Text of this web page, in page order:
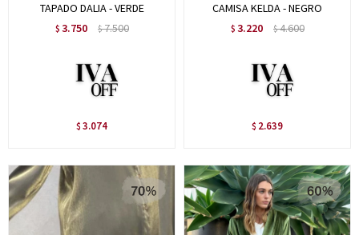
TAPADO DALIA - VERDE
$ 3.750 $7.500
$ 3.074
CAMISA KELDA - NEGRO
$ 3.220 $4.600
$ 2.639